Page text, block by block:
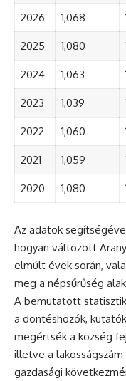
2026 1,068
2025 1,080
2024 1,063
2023 1,039
2022 1,060
2021 1,059
2020 1,080
Az adatok
hogyan változott
elmúlt évek során,
meg a népsűrűség
A bemutatott
a döntéshozók,
megértsék a község
illetve a
gazdasági